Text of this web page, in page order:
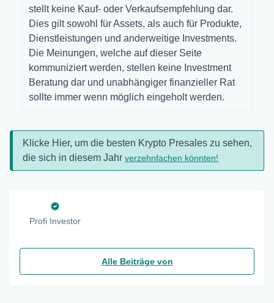
stellt keine Kauf- oder Verkaufsempfehlung dar.
Dies gilt sowohl für Assets, als auch für Produkte,
Dienstleistungen und anderweitige Investments.
Die Meinungen, welche auf dieser Seite
kommuniziert werden, stellen keine Investment
Beratung dar und unabhängiger finanzieller Rat
sollte immer wenn möglich eingeholt werden.
Klicke Hier, um die besten Krypto Presales zu sehen,
die sich in diesem Jahr verzehnfachen könnten!
Profi Investor
Alle Beiträge von